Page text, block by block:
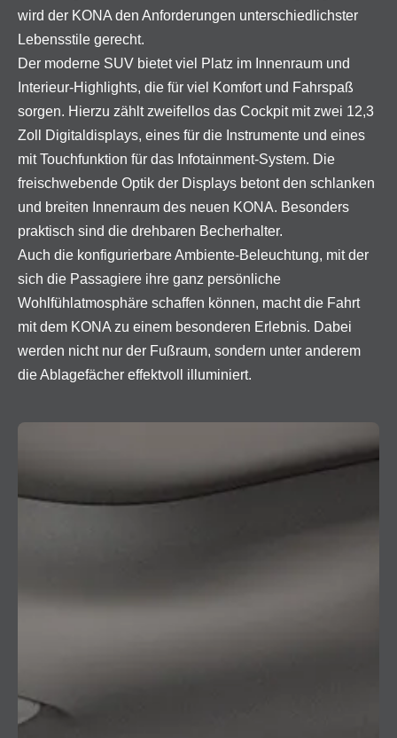
wird der KONA den Anforderungen unterschiedlichster
Lebensstile gerecht.
Der moderne SUV bietet viel Platz im Innenraum und
Interieur-Highlights, die für viel Komfort und Fahrspaß
sorgen. Hierzu zählt zweifellos das Cockpit mit zwei 12,3
Zoll Digitaldisplays, eines für die Instrumente und eines
mit Touchfunktion für das Infotainment-System. Die
freischwebende Optik der Displays betont den schlanken
und breiten Innenraum des neuen KONA. Besonders
praktisch sind die drehbaren Becherhalter.
Auch die konfigurierbare Ambiente-Beleuchtung, mit der
sich die Passagiere ihre ganz persönliche
Wohlfühlatmosphäre schaffen können, macht die Fahrt
mit dem KONA zu einem besonderen Erlebnis. Dabei
werden nicht nur der Fußraum, sondern unter anderem
die Ablagefächer effektvoll illuminiert.